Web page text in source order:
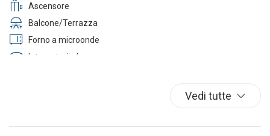
Ascensore
Balcone/Terrazza
Forno a microonde
Internet wireless
Vedi tutte